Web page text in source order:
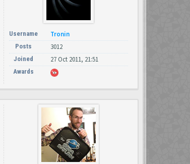
Username Tronin
Posts 3012
Joined 27 Oct 2011, 21:51
Awards